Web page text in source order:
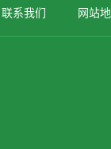
联系我们 网站